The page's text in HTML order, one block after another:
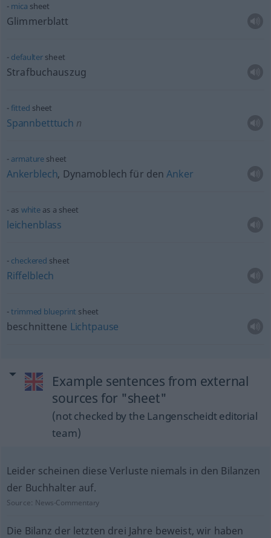
mica sheet
Glimmerblatt
defaulter sheet
Strafbuchauszug
fitted sheet
Spannbetttuch n
armature sheet
Ankerblech, Dynamoblech für denAnker
as white as a sheet
leichenblass
checkered sheet
Riffelblech
trimmed blueprint sheet
beschnittene Lichtpause
Example sentences from external
sources for "sheet"
(not checked by the Langenscheidt editorial
team)
Leider scheinen diese Verluste niemals in den Bilanzen
der Buchhalter auf.
Source: News-Commentary
Die Bilanz der letzten drei Jahre beweist, wir haben